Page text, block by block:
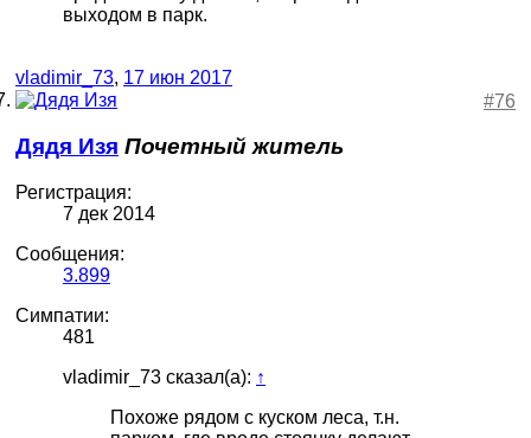
выходом в парк.
vladimir_73, 17 июн 2017
#76
Дядя Изя Почетный житель
Регистрация:
7 дек 2014
Сообщения:
3.899
Симпатии:
481
vladimir_73 сказал(а): ↑
Похоже рядом с куском леса, т.н.